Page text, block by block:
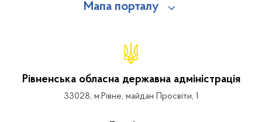
Мапа порталу
Рівненська обласна державна адміністрація
33028, м.Рівне, майдан Просвіти, 1